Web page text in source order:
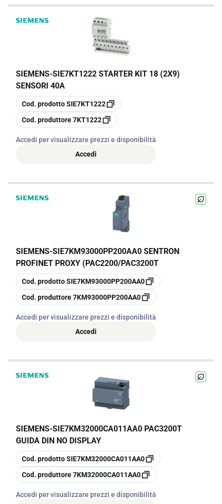
SIEMENS-SIE7KT1222 STARTER KIT 18 (2X9)
SENSORI 40A
copia
Cod. prodottoSIE7KT1222
copia
Cod. produttore7KT1222
Accedi per visualizzare prezzi e disponibilità
Accedi
SIEMENS-SIE7KM93000PP200AA0 SENTRON
PROFINET PROXY (PAC2200/PAC3200T
copia
Cod. prodottoSIE7KM93000PP200AA0
copia
Cod. produttore7KM93000PP200AA0
Accedi per visualizzare prezzi e disponibilità
Accedi
SIEMENS-SIE7KM32000CA011AA0 PAC3200T
GUIDA DIN NO DISPLAY
copia
Cod. prodottoSIE7KM32000CA011AA0
copia
Cod. produttore7KM32000CA011AA0
Accedi per visualizzare prezzi e disponibilità